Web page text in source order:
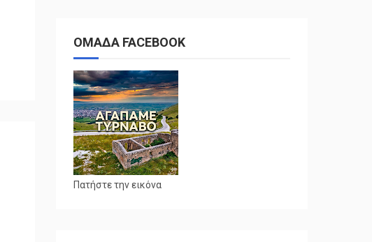
ΟΜΑΔΑ FACEBOOK
Πατήστε την εικόνα